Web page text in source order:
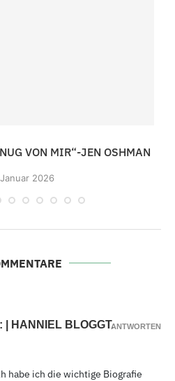
VON MIR“-JEN OSHMAN
Januar 2026
| HANNIEL BLOGGT.
habe ich die wichtige Biografie
ANTWORTEN